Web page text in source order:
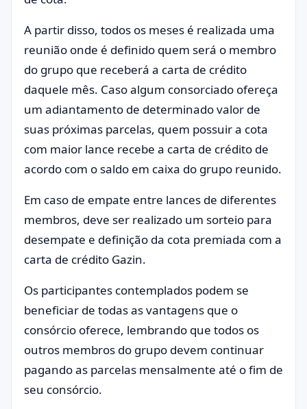
A partir disso, todos os meses é realizada uma
reunião onde é definido quem será o membro
do grupo que receberá a carta de crédito
daquele mês. Caso algum consorciado ofereça
um adiantamento de determinado valor de
suas próximas parcelas, quem possuir a cota
com maior lance recebe a carta de crédito de
acordo com o saldo em caixa do grupo reunido.
Em caso de empate entre lances de diferentes
membros, deve ser realizado um sorteio para
desempate e definição da cota premiada com a
carta de crédito Gazin.
Os participantes contemplados podem se
beneficiar de todas as vantagens que o
consórcio oferece, lembrando que todos os
outros membros do grupo devem continuar
pagando as parcelas mensalmente até o fim de
seu consórcio.